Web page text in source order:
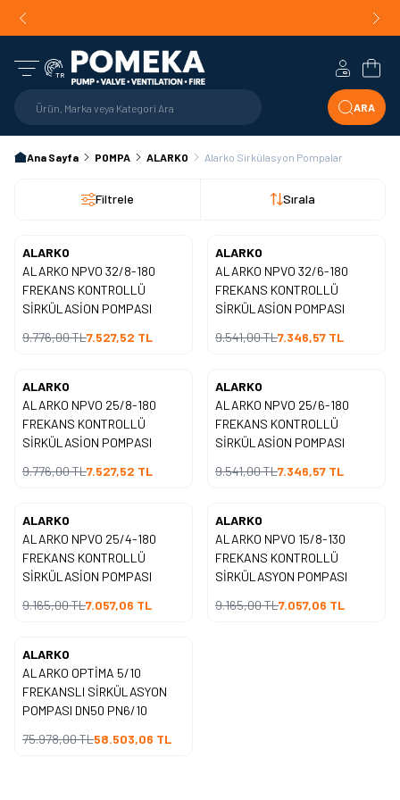
TR
ARA
Hesabım
Ana Sayfa POMPA ALARKO Alarko Sirkülasyon Pompalar
Filtrele Sırala
Yeni
% 23
ALARKO
ALARKO NPVO 32/8-180
FREKANS KONTROLLÜ
SİRKÜLASİON POMPASI
9.776,00TL7.527,52 TL
Yeni
% 23
ALARKO
ALARKO NPVO 32/6-180
FREKANS KONTROLLÜ
SİRKÜLASİON POMPASI
9.541,00TL7.346,57 TL
Yeni
% 23
ALARKO
ALARKO NPVO 25/8-180
FREKANS KONTROLLÜ
SİRKÜLASİON POMPASI
9.776,00TL7.527,52 TL
Yeni
% 23
ALARKO
ALARKO NPVO 25/6-180
FREKANS KONTROLLÜ
SİRKÜLASİON POMPASI
9.541,00TL7.346,57 TL
Yeni
% 23
ALARKO
ALARKO NPVO 25/4-180
FREKANS KONTROLLÜ
SİRKÜLASİON POMPASI
9.165,00TL7.057,06 TL
Yeni
% 23
ALARKO
ALARKO NPVO 15/8-130
FREKANS KONTROLLÜ
SİRKÜLASYON POMPASI
9.165,00TL7.057,06 TL
Yeni
% 23
ALARKO
ALARKO OPTİMA 5/10
FREKANSLI SİRKÜLASYON
POMPASI DN50 PN6/10
75.978,00TL58.503,06 TL